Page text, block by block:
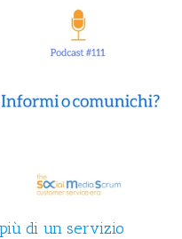
di un servizio